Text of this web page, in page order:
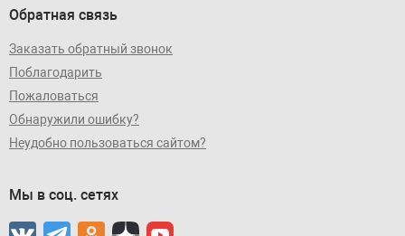
Обратная связь
Заказать обратный звонок
Поблагодарить
Пожаловаться
Обнаружили ошибку?
Неудобно пользоваться сайтом?
Мы в соц. сетях